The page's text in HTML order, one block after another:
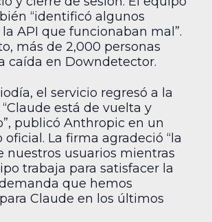
“identificó algunos
API que funcionaban mal”.
más de 2,000 personas
caída en Downdetector.
el servicio regresó a la
está de vuelta y
publicó Anthropic en un
La firma agradeció “la
nuestros usuarios mientras
trabaja para satisfacer la
que hemos
Claude en los últimos